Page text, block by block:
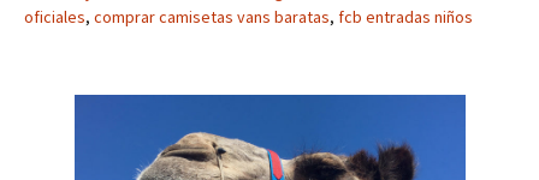
oficiales, comprar camisetas vans baratas, fcb entradas niños